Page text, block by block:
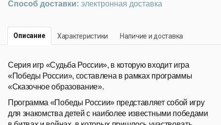
Способ доставки: электронная доставка
Описание Характеристики Наличие и доставка
Серия игр «Судьба России», в которую входит игра
«Победы России», составлена в рамках программы
«Сказочное образование».
Программа «Победы России» представляет собой игру
для знакомства детей с наиболее известными победами